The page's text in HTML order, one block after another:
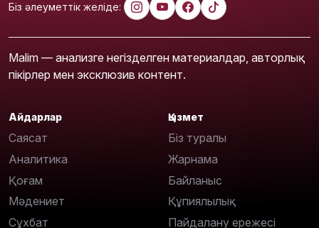
Біз әлеуметтік желіде:
Malim — анализге негізделген материалдар, авторлық
пікірлер мен эксклюзив контент.
Айдарлар
Саясат
Аналитика
Қоғам
Мәдениет
Сұхбат
Қызмет
Біз туралы
Жарнама
Байланыс
Құпиялылық
Пайдалану ережесі